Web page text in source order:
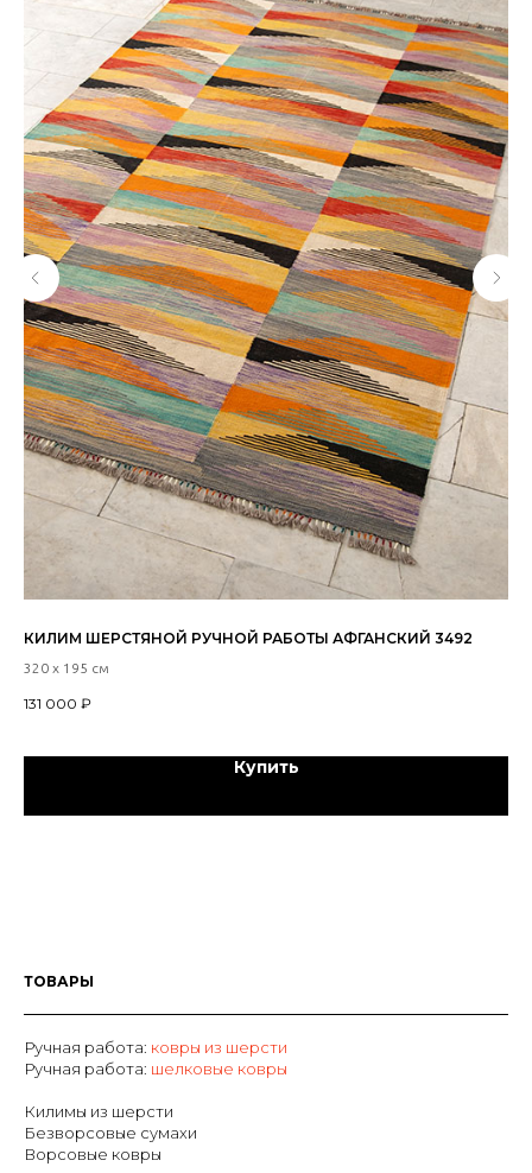
КИЛИМ ШЕРСТЯНОЙ РУЧНОЙ РАБОТЫ АФГАНСКИЙ 3492
320 х 195 см
131 000 ₽
Купить
ТОВАРЫ
Ручная работа: ковры из шерсти
Ручная работа: шелковые ковры
Килимы из шерсти
Безворсовые сумахи
Ворсовые ковры